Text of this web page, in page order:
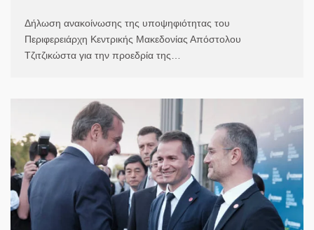
Δήλωση ανακοίνωσης της υποψηφιότητας του
Περιφερειάρχη Κεντρικής Μακεδονίας Απόστολου
Τζιτζικώστα για την προεδρία της…